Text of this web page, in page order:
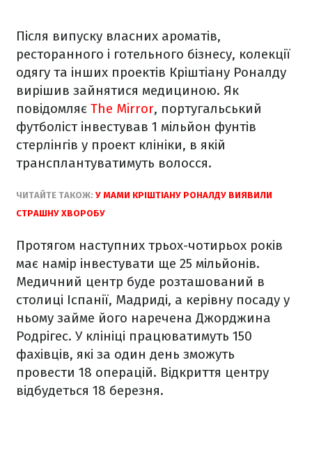
Після випуску власних ароматів,
ресторанного і готельного бізнесу, колекції
одягу та інших проектів Кріштіану Роналду
вирішив зайнятися медициною. Як
повідомляє The Mirror, португальський
футболіст інвестував 1 мільйон фунтів
стерлінгів у проект клініки, в якій
трансплантуватимуть волосся.
ЧИТАЙТЕ ТАКОЖ: У МАМИ КРІШТІАНУ РОНАЛДУ ВИЯВИЛИ
СТРАШНУ ХВОРОБУ
Протягом наступних трьох-чотирьох років
має намір інвестувати ще 25 мільйонів.
Медичний центр буде розташований в
столиці Іспанії, Мадриді, а керівну посаду у
ньому займе його наречена Джорджина
Родрігес. У клініці працюватимуть 150
фахівців, які за один день зможуть
провести 18 операцій. Відкриття центру
відбудеться 18 березня.